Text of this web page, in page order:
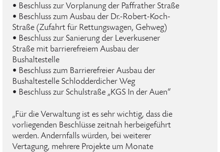
• Beschluss zur Vorplanung der Paffrather Straße
• Beschluss zum Ausbau der Dr.-Robert-Koch-
Straße (Zufahrt für Rettungswagen, Gehweg)
• Beschluss zur Sanierung der Leverkusener
Straße mit barrierefreiem Ausbau der
Bushaltestelle
• Beschluss zum Barrierefreier Ausbau der
Bushaltestelle Schlodderdicher Weg
• Beschluss zur Schulstraße „KGS In der Auen“
„Für die Verwaltung ist es sehr wichtig, dass die
vorliegenden Beschlüsse zeitnah herbeigeführt
werden. Andernfalls würden, bei weiterer
Vertagung, mehrere Projekte um Monate